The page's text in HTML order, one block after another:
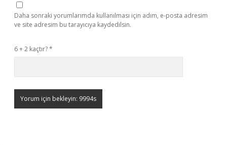
Daha sonraki yorumlarımda kullanılması için adım, e-posta adresim
ve site adresim bu tarayıcıya kaydedilsin.
6 + 2 kaçtır?*